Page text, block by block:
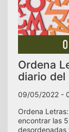
Ordena
diario del
09/05/2022 -
Ordena
encontrar las
desordenadas